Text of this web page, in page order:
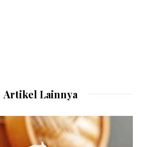
Artikel Lainnya